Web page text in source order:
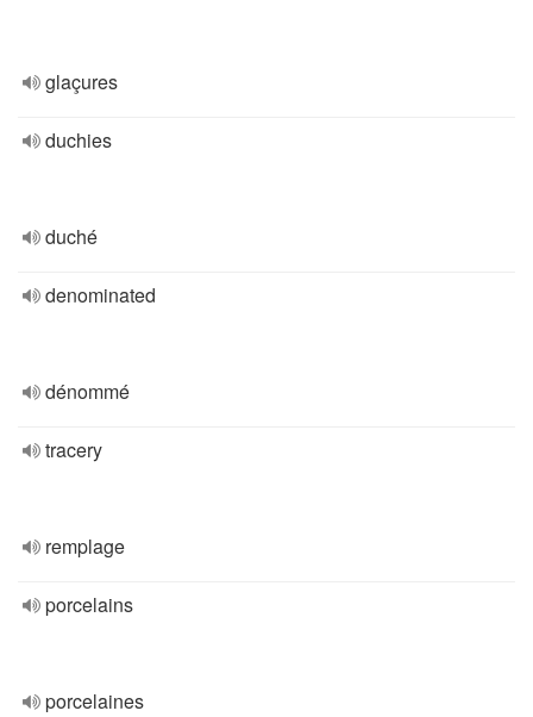
glaçures
duchies
duché
denominated
dénommé
tracery
remplage
porcelains
porcelaines